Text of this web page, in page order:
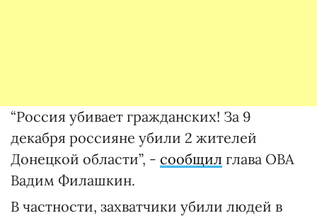
“Россия убивает гражданских! За 9
декабря россияне убили 2 жителей
Донецкой области”, - сообщил глава ОВА
Вадим Филашкин.
В частности, захватчики убили людей в